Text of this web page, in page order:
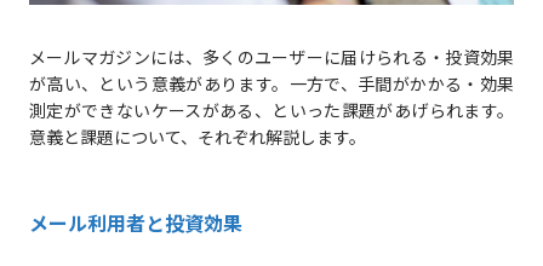
メールマガジンには、多くのユーザーに届けられる・投資効果
が高い、という意義があります。一方で、手間がかかる・効果
測定ができないケースがある、といった課題があげられます。
意義と課題について、それぞれ解説します。
メール利用者と投資効果